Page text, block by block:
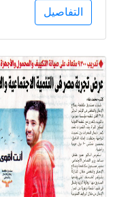
التفاصيل